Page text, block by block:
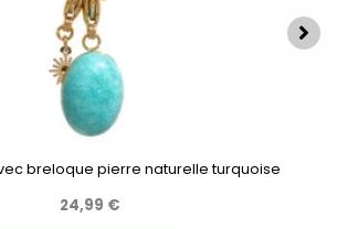
breloque pierre naturelle turquoise
24,99 €